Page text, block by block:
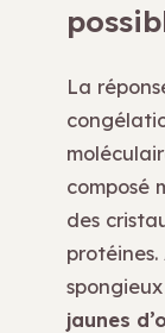
La
composé
des
jaunes